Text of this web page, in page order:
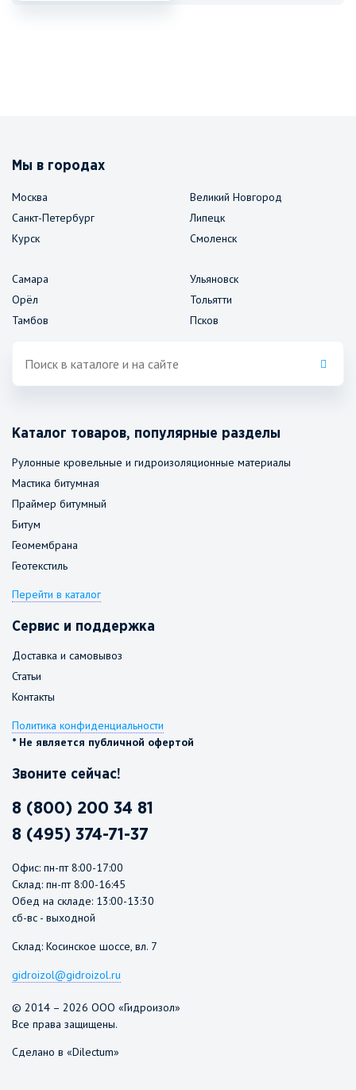
Мы в городах
Москва
Санкт-Петербург
Курск
Великий Новгород
Липецк
Смоленск
Самара
Орёл
Тамбов
Ульяновск
Тольятти
Псков
Каталог товаров, популярные разделы
Рулонные кровельные и гидроизоляционные материалы
Мастика битумная
Праймер битумный
Битум
Геомембрана
Геотекстиль
Перейти в каталог
Сервис и поддержка
Доставка и самовывоз
Статьи
Контакты
Политика конфиденциальности
* Не является публичной офертой
Звоните сейчас!
8 (800) 200 34 81
8 (495) 374-71-37
Офис: пн-пт 8:00-17:00
Склад: пн-пт 8:00-16:45
Обед на складе: 13:00-13:30
сб-вс - выходной
Склад: Косинское шоссе, вл. 7
gidroizol@gidroizol.ru
© 2014 – 2026 ООО «Гидроизол»
Все права защищены.
Сделано в «Dilectum»